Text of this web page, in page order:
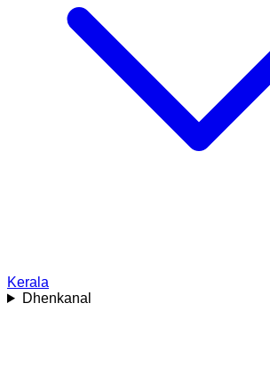
Kerala
Dhenkanal